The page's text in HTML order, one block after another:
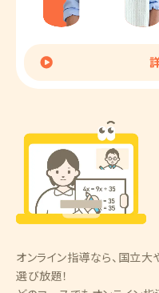
オンライン指導なら、国立
選び放題！